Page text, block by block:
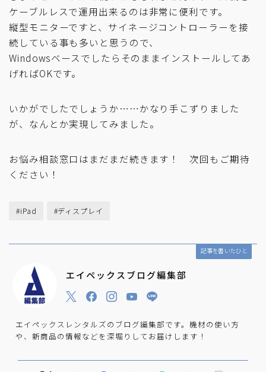
ケーブルレスで運用出来るのは非常に便利です。
縦型モニターですと、サイネージコントローラーを接
続している事も多いと思うので、
Windowsベースでしたらそのままインストールしてあ
げればOKです。
いかがでしたでしょうか……かなり手こずりました
が、なんとか実現してみました。
お悩み相談窓口はまだまだ続きます！ 次回もご期待
ください！
#iPad #ディスプレイ
記事を書いたひと
エイペックスブログ編集部
エイペックスレンタルズのブログ編集部です。機材の使い方
や、新商品の情報などを深堀りしてお届けします！